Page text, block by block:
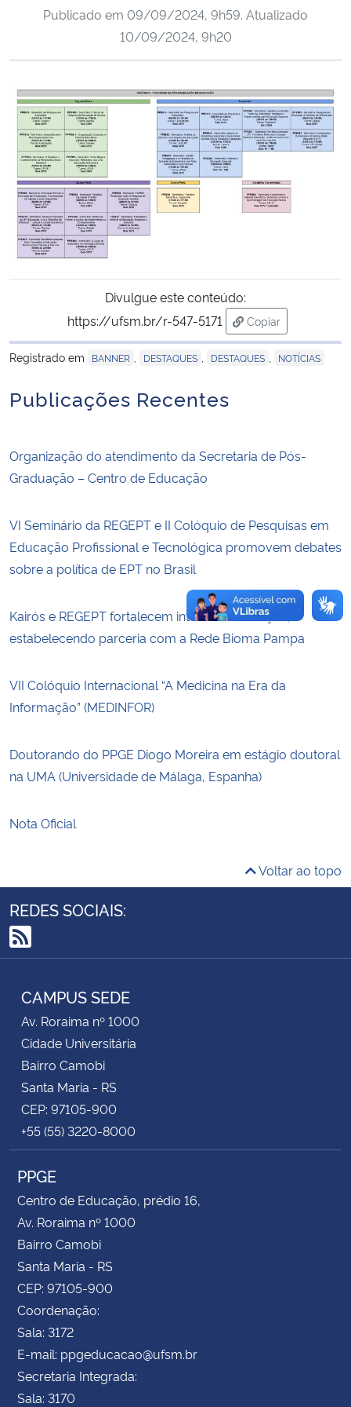
Ministério da Cidadania
Ministério de Minas e Energia
Ministério da Ciência, Tecnologia, Inovações e Comunicações
Ministério do Meio Ambiente
Ministério do Turismo
Ministério do Desenvolvimento Regional
Controladoria-Geral da União
Ministério da Mulher, da Família e dos Direitos Humanos
Gabinete de Segurança Institucional
Banco Central do Brasil
Publicado em 09/09/2024, 9h59. Atualizado
10/09/2024, 9h20
Divulgue este conteúdo:
https://ufsm.br/r-547-5171
Copiar
para área de
Registrado em
BANNER DESTAQUES DESTAQUES NOTÍCIAS
Publicações Recentes
Organização do atendimento da Secretaria de Pós-
Graduação – Centro de Educação
VI Seminário da REGEPT e II Colóquio de Pesquisas em
Educação Profissional e Tecnológica promovem debates
sobre a política de EPT no Brasil
Kairós e REGEPT fortalecem internacionalização,
estabelecendo parceria com a Rede Bioma Pampa
VII Colóquio Internacional “A Medicina na Era da
Informação” (MEDINFOR)
Doutorando do PPGE Diogo Moreira em estágio doutoral
na UMA (Universidade de Málaga, Espanha)
Nota Oficial
Voltar ao topo
REDES SOCIAIS:
RSS
CAMPUS SEDE
Av. Roraima nº 1000
Cidade Universitária
Bairro Camobi
Santa Maria - RS
CEP: 97105-900
+55 (55) 3220-8000
PPGE
Centro de Educação, prédio 16,
Av. Roraima nº 1000
Bairro Camobi
Santa Maria - RS
CEP: 97105-900
Coordenação:
Sala: 3172
E-mail: ppgeducacao@ufsm.br
Secretaria Integrada:
Sala: 3170